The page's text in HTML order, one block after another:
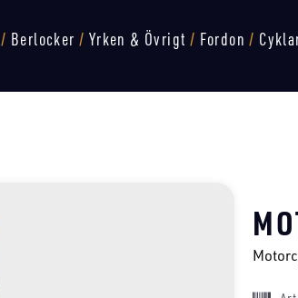
/ Berlocker / Yrken & Övrigt / Fordon /